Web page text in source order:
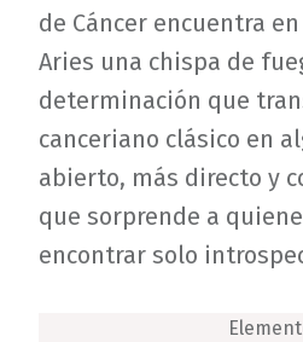
de Cáncer encuentra
Aries una chispa de
determinación que
canceriano clásico en
abierto, más directo y
que sorprende a
encontrar solo